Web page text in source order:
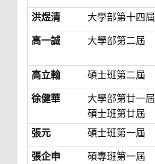
洪煜清 大學部第十四屆
高一誠 大學部第二屆
高立翰
碩士班第二屆
徐健華 大學部第廿一屆
碩士班第廿屆
張元 碩士班第一屆
張企申 碩專班第一屆